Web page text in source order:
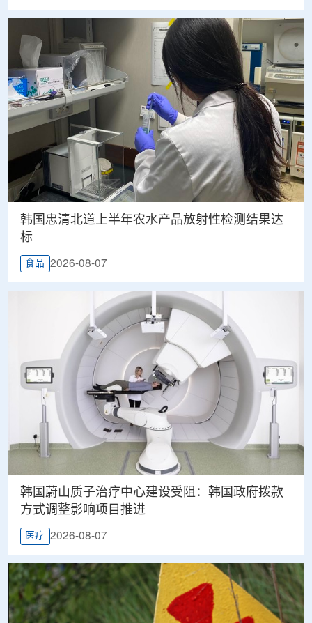
韩国忠清北道上半年农水产品放射性检测结果达
标
食品 2026-08-07
韩国蔚山质子治疗中心建设受阻：韩国政府拨款
方式调整影响项目推进
医疗 2026-08-07